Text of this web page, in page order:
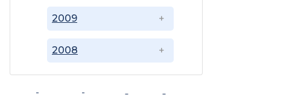
2008
2009